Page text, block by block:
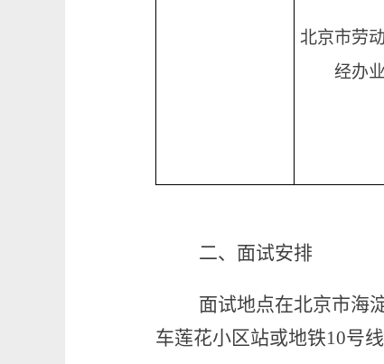
北京市劳
经办
二、面试安排
面试地点在北京市海
车莲花小区站或地铁10号